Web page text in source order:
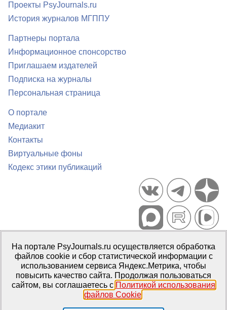
Проекты PsyJournals.ru
История журналов МГППУ
Партнеры портала
Информационное спонсорство
Приглашаем издателей
Подписка на журналы
Персональная страница
О портале
Медиакит
Контакты
Виртуальные фоны
Кодекс этики публикаций
Портал психологических изданий PsyJournals.ru, 2007–2026
Правила использования материалов
Свидетельство регистрации СМИЭл № ФС77-66447 от 14 июля
2016 г.
Издатель: ФГБОУ ВО МГППУ
На портале PsyJournals.ru осуществляется обработка
файлов cookie и сбор статистической информации с
использованием сервиса Яндекс.Метрика, чтобы
повысить качество сайта. Продолжая пользоваться
сайтом, вы соглашаетесь с Политикой использования
файлов Cookie.